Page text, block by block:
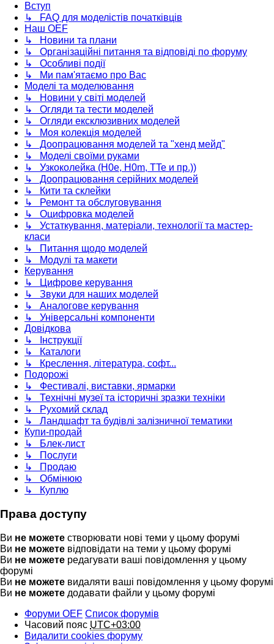
Вступ
↳ FAQ для моделістів початківців
Наш OEF
↳ Новини та плани
↳ Організаційні питання та відповіді по форуму
↳ Особливі події
↳ Ми пам'ятаємо про Вас
Моделі та моделювання
↳ Новини у світі моделей
↳ Огляди та тести моделей
↳ Огляди ексклюзивних моделей
↳ Моя колекція моделей
↳ Доопрацювання моделей та "хенд мейд"
↳ Моделі своїми руками
↳ Узкоколейка (H0e, H0m, TTe и пр.))
↳ Доопрацювання серійних моделей
↳ Кити та склейки
↳ Ремонт та обслуговування
↳ Оцифровка моделей
↳ Устаткування, матеріали, технології та мастер-
класи
↳ Питання щодо моделей
↳ Модулі та макети
Керування
↳ Цифрове керування
↳ Звуки для наших моделей
↳ Аналогове керування
↳ Універсальні компоненти
Довідкова
↳ Інструкції
↳ Каталоги
↳ Креслення, література, софт...
Подорожі
↳ Фестивалі, виставки, ярмарки
↳ Технічні музеї та історичні зразки техніки
↳ Рухомий склад
↳ Ландшафт та будівлі залізничної тематики
Купи-продай
↳ Блек-лист
↳ Послуги
↳ Продаю
↳ Обмінюю
↳ Куплю
Права доступу
Ви не можете створювати нові теми у цьому форумі
Ви не можете відповідати на теми у цьому форумі
Ви не можете редагувати ваші повідомлення у цьому
форумі
Ви не можете видаляти ваші повідомлення у цьому форумі
Ви не можете додавати файли у цьому форумі
Форуми OEF Список форумів
Часовий пояс UTC+03:00
Видалити cookies форуму